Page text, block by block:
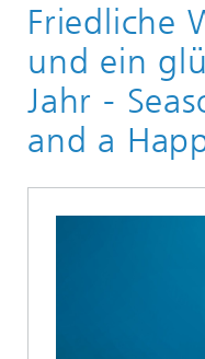
Online-Magazin
Panorama
Vielfalt in
Friedliche
und ein
Jahr -
and a